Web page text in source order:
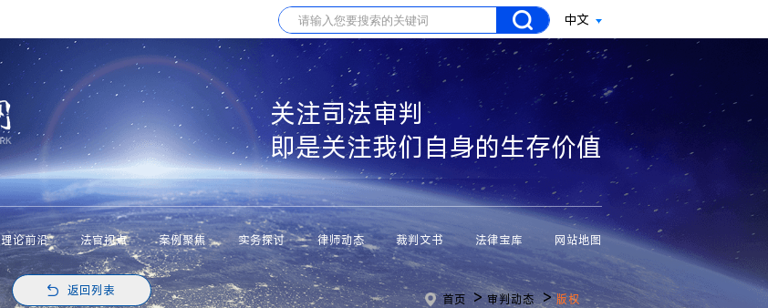
中文
关注司法审判
即是关注我们自身的生存价值
理论前沿 法官视点 案例聚焦 实务探讨 律师动态 裁判文书 法律宝库 网站地图
返回列表
首页 >审判动态 >版权